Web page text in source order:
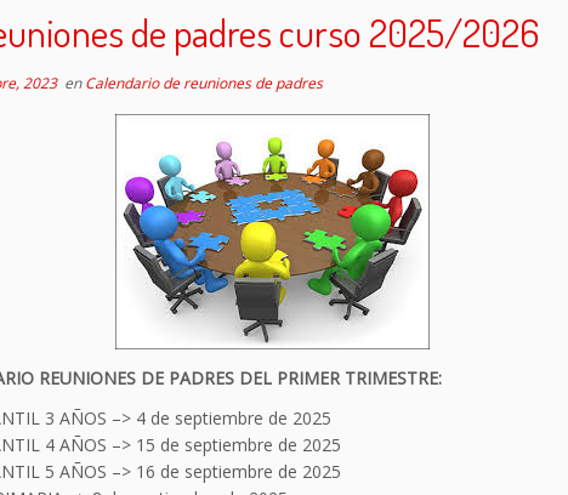
de padres curso 2025/2026
2023enCalendario de reuniones de padres
REUNIONES DE PADRES DEL PRIMER TRIMESTRE:
3 AÑOS –> 4 de septiembre de 2025
4 AÑOS –> 15 de septiembre de 2025
5 AÑOS –> 16 de septiembre de 2025